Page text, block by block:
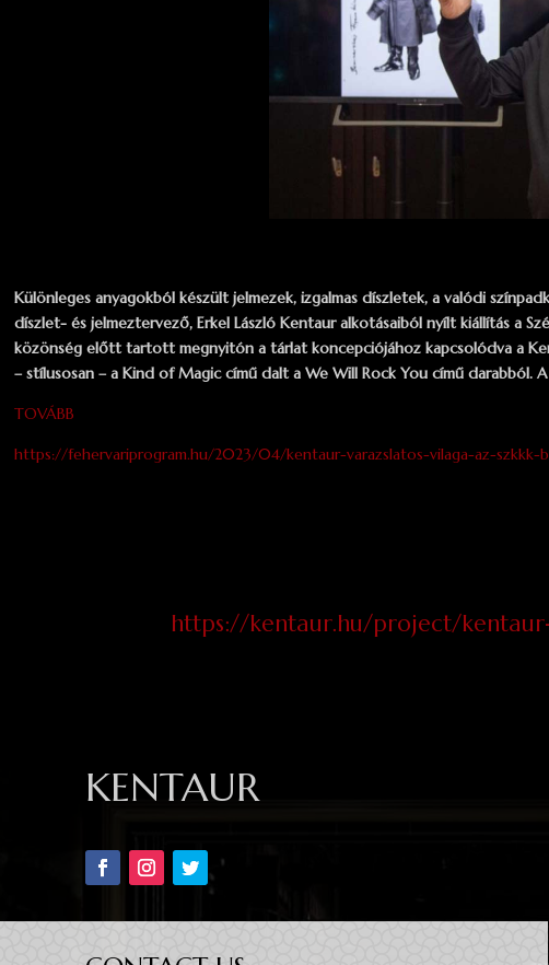
Különleges anyagokból készült jelmezek, izgalmas díszletek, a valódi
díszlet- és jelmeztervező, Erkel László Kentaur alkotásaiból nyílt kiállítás a
közönség előtt tartott megnyitón a tárlat koncepciójához kapcsolódva a
– stílusosan – a Kind of Magic című dalt a We Will Rock You című
TOVÁBB
https://fehervariprogram.hu/2023/04/kentaur-varazslatos-vilaga-az-szkkk-
https://kentaur.hu/project/
KENTAUR